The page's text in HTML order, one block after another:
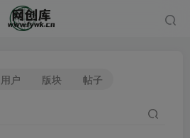
用户 版块 帖子